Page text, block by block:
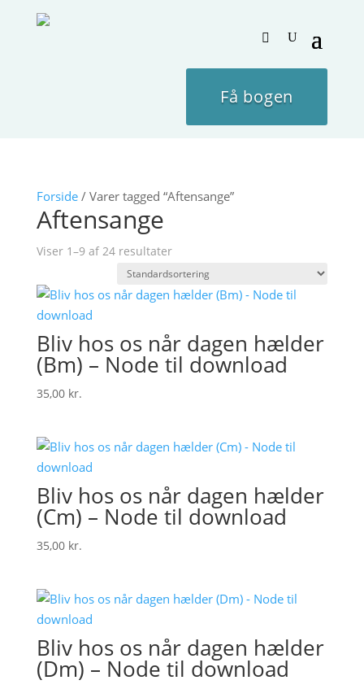
Få bogen
Forside/ Varer tagged “Aftensange”
Aftensange
Viser 1–9 af 24 resultater
Bliv hos os når dagen hælder
(Bm) – Node til download
35,00 kr.
Bliv hos os når dagen hælder
(Cm) – Node til download
35,00 kr.
Bliv hos os når dagen hælder
(Dm) – Node til download